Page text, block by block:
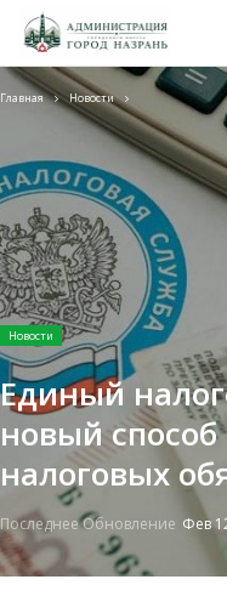
Главная Новости
Новости
Единый
новый
налоговых
Последнее Обновление Фев